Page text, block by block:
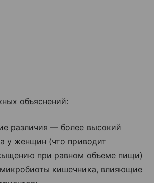
объяснений:
различия — более высокий
у женщин (что приводит
при равном объеме пищи)
кишечника, влияющие